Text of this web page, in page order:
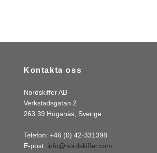
Kontakta oss
Nordskiffer AB
Verkstadsgatan 2
263 39 Höganäs, Sverige
Telefon: +46 (0) 42-331398
E-post: info@nordskiffer.com